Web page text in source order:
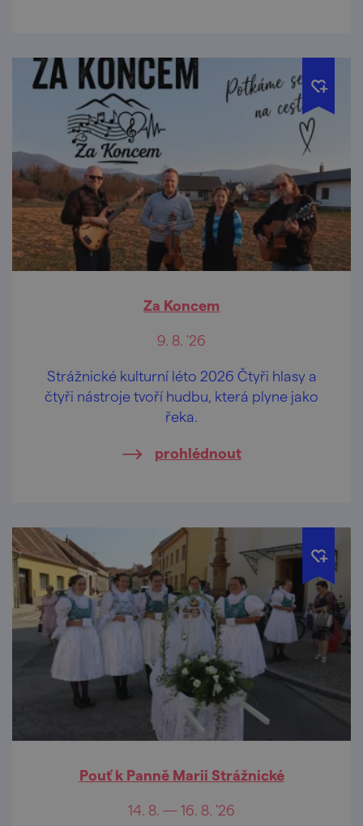
Za Koncem
9. 8. '26
Strážnické kulturní léto 2026 Čtyři hlasy a
čtyři nástroje tvoří hudbu, která plyne jako
řeka.
prohlédnout
Pouť k Panně Marii Strážnické
14. 8. — 16. 8. '26